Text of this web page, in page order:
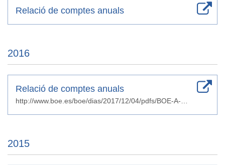
Relació de comptes anuals
2016
Relació de comptes anuals
http://www.boe.es/boe/dias/2017/12/04/pdfs/BOE-A-2017-14242.pdf
2015